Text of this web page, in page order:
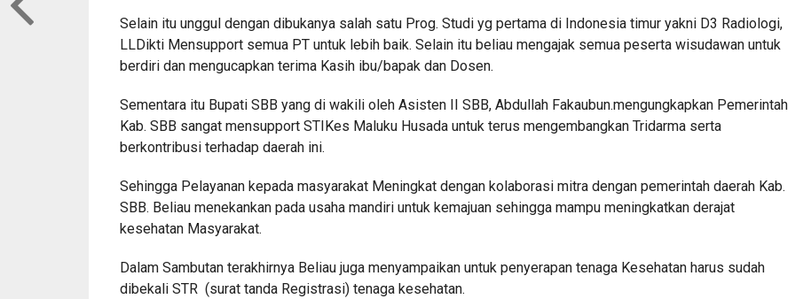
Selain itu unggul dengan dibukanya salah satu Prog. Studi yg pertama di Indonesia timur yakni D3 Radiologi,
LLDikti Mensupport semua PT untuk lebih baik. Selain itu beliau mengajak semua peserta wisudawan untuk
berdiri dan mengucapkan terima Kasih ibu/bapak dan Dosen.
Sementara itu Bupati SBB yang di wakili oleh Asisten II SBB, Abdullah Fakaubun.mengungkapkan Pemerintah
Kab. SBB sangat mensupport STIKes Maluku Husada untuk terus mengembangkan Tridarma serta
berkontribusi terhadap daerah ini.
Sehingga Pelayanan kepada masyarakat Meningkat dengan kolaborasi mitra dengan pemerintah daerah Kab.
SBB. Beliau menekankan pada usaha mandiri untuk kemajuan sehingga mampu meningkatkan derajat
kesehatan Masyarakat.
Dalam Sambutan terakhirnya Beliau juga menyampaikan untuk penyerapan tenaga Kesehatan harus sudah
dibekali STR (surat tanda Registrasi) tenaga kesehatan.